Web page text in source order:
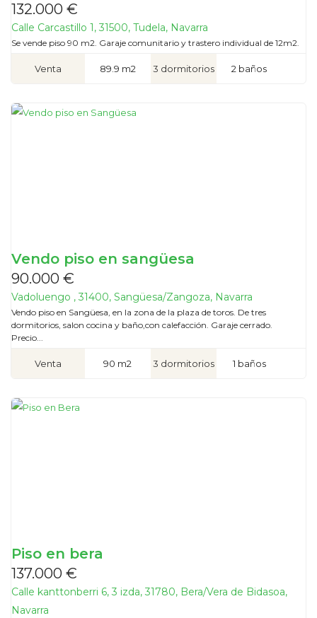
132.000 €
Calle Carcastillo 1, 31500, Tudela, Navarra
Se vende piso 90 m2. Garaje comunitario y trastero individual de 12m2.
Venta 89.9 m2 3 dormitorios 2 baños
Vendo piso en sangüesa
90.000 €
Vadoluengo , 31400, Sangüesa/Zangoza, Navarra
Vendo piso en Sangüesa, en la zona de la plaza de toros. De tres
dormitorios, salon cocina y baño,con calefacción. Garaje cerrado.
Precio...
Venta 90 m2 3 dormitorios 1 baños
Piso en bera
137.000 €
Calle kanttonberri 6, 3 izda, 31780, Bera/Vera de Bidasoa,
Navarra